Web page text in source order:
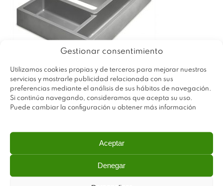
Gestionar consentimiento
Utilizamos cookies propias y de terceros para mejorar nuestros
servicios y mostrarle publicidad relacionada con sus
preferencias mediante el análisis de sus hábitos de navegación.
Si continúa navegando, consideramos que acepta su uso.
Puede cambiar la configuración u obtener más información
Aceptar
Denegar